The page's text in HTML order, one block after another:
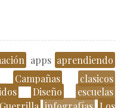
apps aprendiendo
Campañas
clasicos
Diseño
escuelas